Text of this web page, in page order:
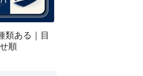
類ある｜目
順